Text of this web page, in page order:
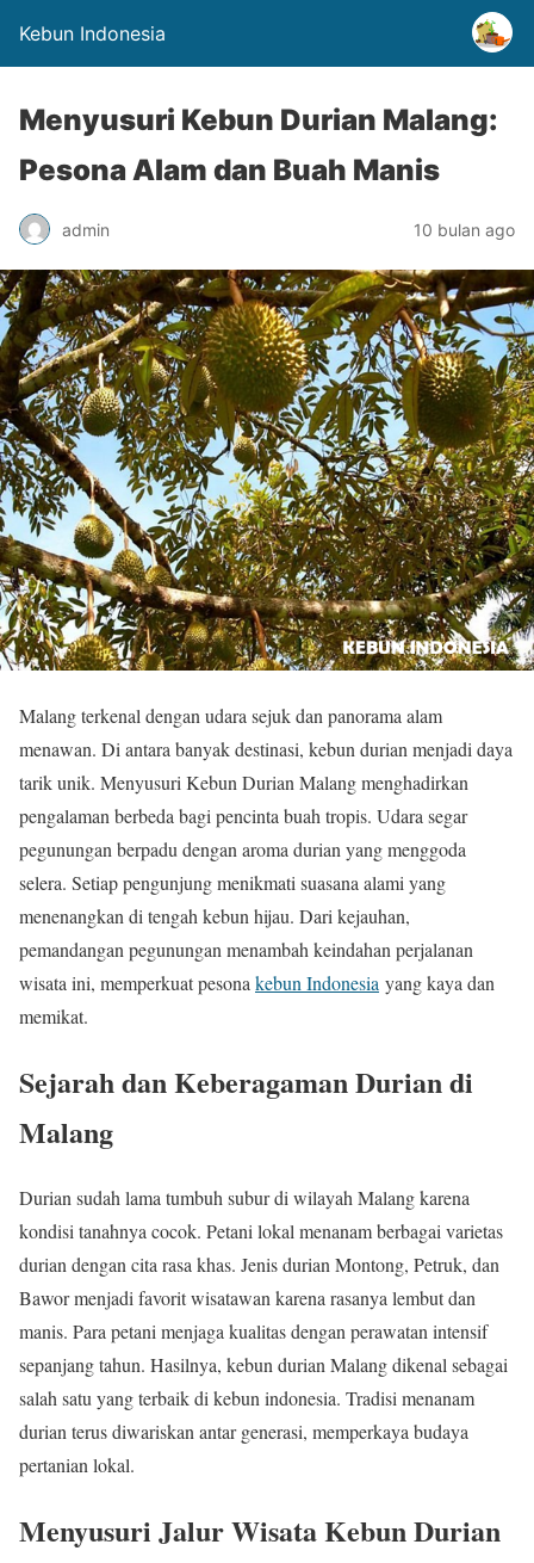
Kebun Indonesia
Menyusuri Kebun Durian Malang:
Pesona Alam dan Buah Manis
admin 10 bulan ago
Malang terkenal dengan udara sejuk dan panorama alam
menawan. Di antara banyak destinasi, kebun durian menjadi daya
tarik unik. Menyusuri Kebun Durian Malang menghadirkan
pengalaman berbeda bagi pencinta buah tropis. Udara segar
pegunungan berpadu dengan aroma durian yang menggoda
selera. Setiap pengunjung menikmati suasana alami yang
menenangkan di tengah kebun hijau. Dari kejauhan,
pemandangan pegunungan menambah keindahan perjalanan
wisata ini, memperkuat pesona kebun Indonesia yang kaya dan
memikat.
Sejarah dan Keberagaman Durian di
Malang
Durian sudah lama tumbuh subur di wilayah Malang karena
kondisi tanahnya cocok. Petani lokal menanam berbagai varietas
durian dengan cita rasa khas. Jenis durian Montong, Petruk, dan
Bawor menjadi favorit wisatawan karena rasanya lembut dan
manis. Para petani menjaga kualitas dengan perawatan intensif
sepanjang tahun. Hasilnya, kebun durian Malang dikenal sebagai
salah satu yang terbaik di kebun indonesia. Tradisi menanam
durian terus diwariskan antar generasi, memperkaya budaya
pertanian lokal.
Menyusuri Jalur Wisata Kebun Durian